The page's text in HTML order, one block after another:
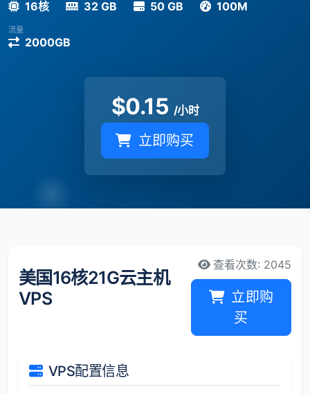
16核 32 GB 50 GB 100M
流量
2000GB
$0.15 /小时
立即购买
美国16核21G云主机
VPS
查看次数: 2045
立即购
买
VPS配置信息